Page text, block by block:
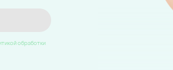
обработки